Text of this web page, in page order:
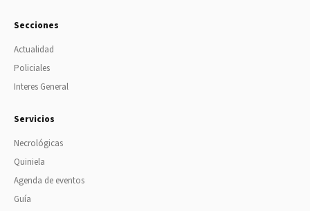
Secciones
Actualidad
Policiales
Interes General
Servicios
Necrológicas
Quiniela
Agenda de eventos
Guía